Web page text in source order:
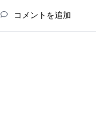
コメントを追加